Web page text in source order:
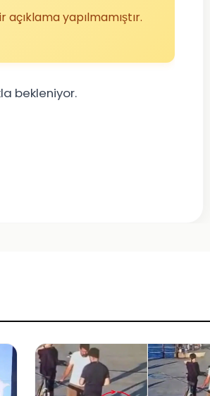
yapılmamıştır.
bekleniyor.